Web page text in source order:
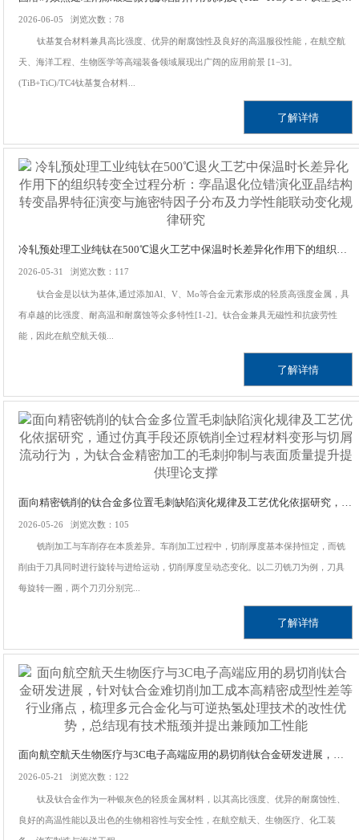
2026-06-05 浏览次数：78
钛基复合材料兼具高比强度、优异的耐腐蚀性及良好的高温服役性能，在航空航
天、海洋工程、生物医学等高端装备领域展现出广阔的应用前景 [1−3]。
(TiB+TiC)/TC4钛基复合材料...
了解详情
冷轧预处理工业纯钛在500℃退火工艺中保温时长差异化作用下的组织转变全过程分析：孪晶退化位错演化亚晶结构转变晶界特征演变与施密特因子分布及力学性能联动变化规律研究
2026-05-31 浏览次数：117
钛合金是以钛为基体,通过添加Al、V、Mo等合金元素形成的轻质高强度金属，具
有卓越的比强度、耐高温和耐腐蚀等众多特性[1-2]。钛合金兼具无磁性和抗疲劳性
能，因此在航空航天领...
了解详情
面向精密铣削的钛合金多位置毛刺缺陷演化规律及工艺优化依据研究，通过仿真手段还原铣削全过程材料变形与切屑流动行为，为钛合金精密加工的毛刺抑制与表面质量提升提供理论支撑
2026-05-26 浏览次数：105
铣削加工与车削存在本质差异。车削加工过程中，切削厚度基本保持恒定，而铣
削由于刀具同时进行旋转与进给运动，切削厚度呈动态变化。以二刃铣刀为例，刀具
每旋转一圈，两个刀刃分别完...
了解详情
面向航空航天生物医疗与3C电子高端应用的易切削钛合金研发进展，针对钛合金难切削加工成本高精密成型性差等行业痛点，梳理多元合金化与可逆热氢处理技术的改性优势，总结现有技术瓶颈并提出兼顾加工性能
2026-05-21 浏览次数：122
钛及钛合金作为一种银灰色的轻质金属材料，以其高比强度、优异的耐腐蚀性、
良好的高温性能以及出色的生物相容性与安全性，在航空航天、生物医疗、化工装